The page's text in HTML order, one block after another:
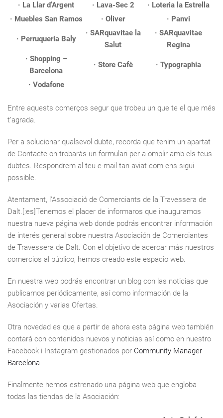
· La Llar d’Argent
· Lava-Sec 2
· Loteria la Estrella
· Muebles San Ramos
· Oliver · Panvi
· Perruqueria Baly
· SARquavitae la
Salut
· SARquavitae
Regina
· Shopping –
Barcelona
· Store Cafè · Typographia
· Vodafone
Entre aquests comerços segur que trobeu un que te el que més
t’agrada.
Per a solucionar qualsevol dubte, recorda que tenim un apartat
de Contacte on trobaràs un formulari per a omplir amb els teus
dubtes. Respondrem al teu e-mail tan aviat com ens sigui
possible.
Atentament, l’Associació de Comerciants de la Travessera de
Dalt.[:es]Tenemos el placer de informaros que inauguramos
nuestra nueva página web donde podrás encontrar información
de interés general sobre nuestra Asociación de Comerciantes
de Travessera de Dalt. Con el objetivo de acercar más nuestros
comercios al público, hemos creado este espacio web.
En nuestra web podrás encontrar un blog con las noticias que
publicamos periódicamente, así como información de la
Asociación y varias Ofertas.
Otra novedad es que a partir de ahora esta página web también
contará con contenidos nuevos y noticias así como en nuestro
Facebook i Instagram gestionados por Community Manager
Barcelona
Finalmente hemos estrenado una página web que engloba
todas las tiendas de la Asociación: